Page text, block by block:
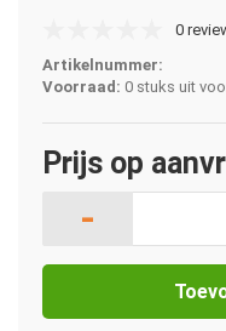
0
Artikelnummer:
Voorraad: 0 stuks uit
Prijs op
-